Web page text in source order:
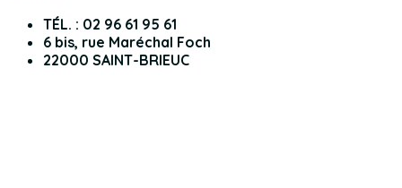
TÉL. : 02 96 61 95 61
6 bis, rue Maréchal Foch
22000 SAINT-BRIEUC